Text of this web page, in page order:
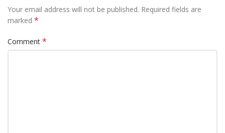
Your email address will not be published. Required fields are
marked *
Comment *